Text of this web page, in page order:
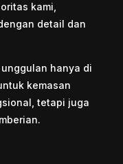
kami,
detail dan
hanya di
kemasan
tetapi juga